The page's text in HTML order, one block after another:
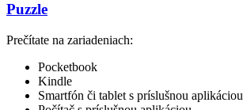
Puzzle
Prečítate na zariadeniach:
Pocketbook
Kindle
Smartfón či tablet s príslušnou aplikáciou